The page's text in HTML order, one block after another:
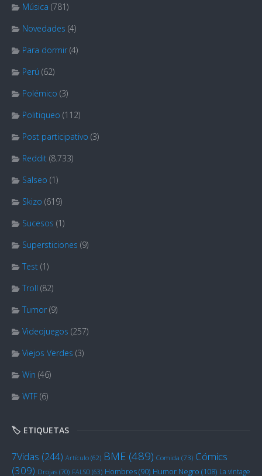
Música (781)
Novedades (4)
Para dormir (4)
Perú (62)
Polémico (3)
Politiqueo (112)
Post participativo (3)
Reddit (8.733)
Salseo (1)
Skizo (619)
Sucesos (1)
Supersticiones (9)
Test (1)
Troll (82)
Tumor (9)
Videojuegos (257)
Viejos Verdes (3)
Win (46)
WTF (6)
🏷️ ETIQUETAS
7Vidas (244) Artículo (62) BME (489) Comida (73) Cómics
(309) Drojas (70) FALSO (63) Hombres(90) Humor Negro (108) La vintage